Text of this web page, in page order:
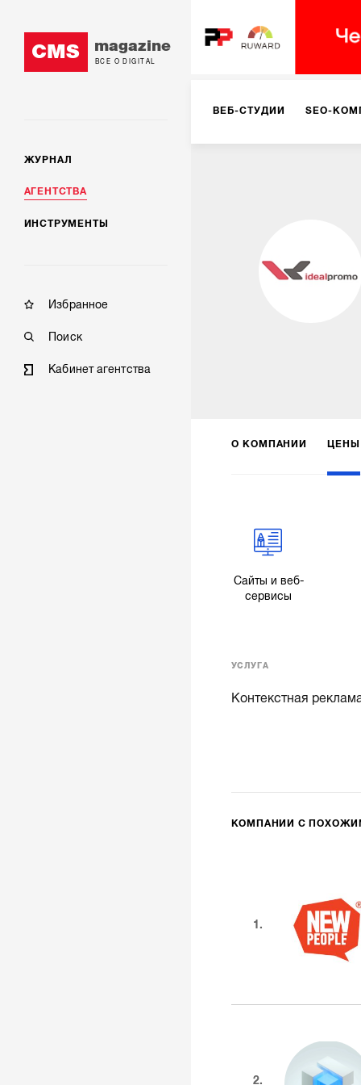
CMS magazine
ВСЕ О DIGITAL
ЖУРНАЛ
АГЕНТСТВА
ИНСТРУМЕНТЫ
Избранное
Поиск
Кабинет агентства
ВЕБ-СТУДИИ SEO-
О КОМПАНИИ ЦЕНЫ
Сайты и веб-
сервисы
УСЛУГА
Контекстная
КОМПАНИИ С
1.
2.